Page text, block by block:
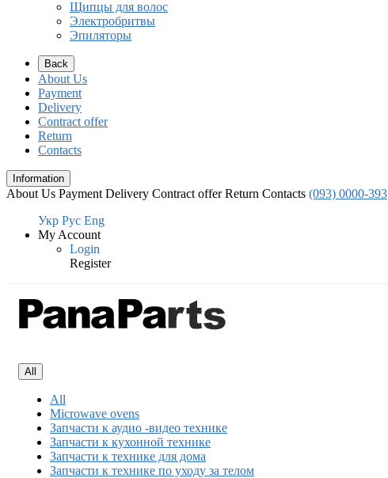
Щипцы для волос
Электробритвы
Эпиляторы
Back
About Us
Payment
Delivery
Contract offer
Return
Contacts
Information
About Us Payment Delivery Contract offer Return Contacts (093) 0000-393
Укр Рус Eng
My Account
Login
Register
All
All
Microwave ovens
Запчасти к аудио -видео технике
Запчасти к кухонной технике
Запчасти к технике для дома
Запчасти к технике по уходу за телом